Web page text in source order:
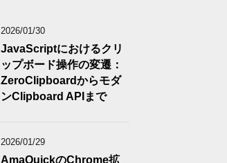
2026/01/30
JavaScriptにおけるクリ
ップボード操作の変遷：
ZeroClipboardからモダ
ンClipboard APIまで
2026/01/29
AmaQuickのChrome拡